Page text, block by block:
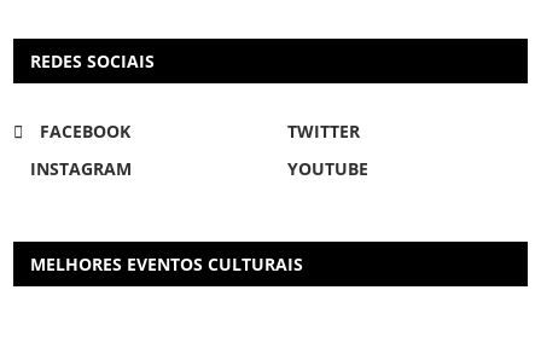
REDES SOCIAIS
FACEBOOK
TWITTER
INSTAGRAM
YOUTUBE
MELHORES EVENTOS CULTURAIS